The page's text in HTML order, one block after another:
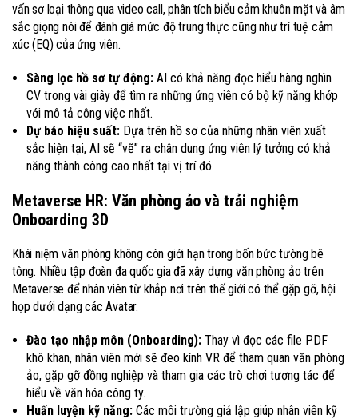
vấn sơ loại thông qua video call, phân tích biểu cảm khuôn mặt và âm
sắc giọng nói để đánh giá mức độ trung thực cũng như trí tuệ cảm
xúc (EQ) của ứng viên.
Sàng lọc hồ sơ tự động: AI có khả năng đọc hiểu hàng nghìn
CV trong vài giây để tìm ra những ứng viên có bộ kỹ năng khớp
với mô tả công việc nhất.
Dự báo hiệu suất: Dựa trên hồ sơ của những nhân viên xuất
sắc hiện tại, AI sẽ “vẽ” ra chân dung ứng viên lý tưởng có khả
năng thành công cao nhất tại vị trí đó.
Metaverse HR: Văn phòng ảo và trải nghiệm
Onboarding 3D
Khái niệm văn phòng không còn giới hạn trong bốn bức tường bê
tông. Nhiều tập đoàn đa quốc gia đã xây dựng văn phòng ảo trên
Metaverse để nhân viên từ khắp nơi trên thế giới có thể gặp gỡ, hội
họp dưới dạng các Avatar.
Đào tạo nhập môn (Onboarding): Thay vì đọc các file PDF
khô khan, nhân viên mới sẽ đeo kính VR để tham quan văn phòng
ảo, gặp gỡ đồng nghiệp và tham gia các trò chơi tương tác để
hiểu về văn hóa công ty.
Huấn luyện kỹ năng: Các môi trường giả lập giúp nhân viên kỹ